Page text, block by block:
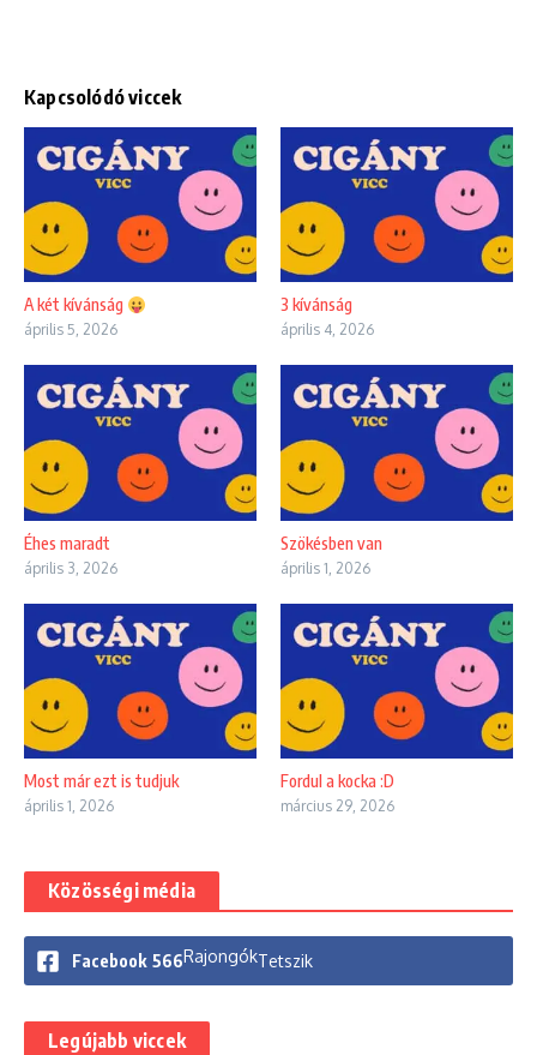
Kapcsolódó viccek
A két kívánság
április 5, 2026
3 kívánság
április 4, 2026
Éhes maradt
április 3, 2026
Szökésben van
április 1, 2026
Most már ezt is tudjuk
április 1, 2026
Fordul a kocka :D
március 29, 2026
Közösségi média
Facebook 566RajongókTetszik
Legújabb viccek